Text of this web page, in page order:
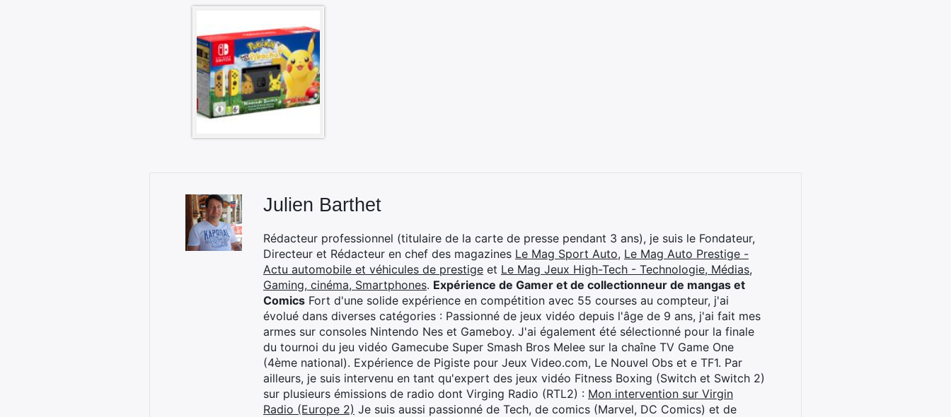
Julien Barthet
Rédacteur professionnel (titulaire de la carte de presse pendant 3 ans), je suis le Fondateur,
Directeur et Rédacteur en chef des magazines Le Mag Sport Auto, Le Mag Auto Prestige -
Actu automobile et véhicules de prestige et Le Mag Jeux High-Tech - Technologie, Médias,
Gaming, cinéma, Smartphones. Expérience de Gamer et de collectionneur de mangas et
Comics Fort d'une solide expérience en compétition avec 55 courses au compteur, j'ai
évolué dans diverses catégories : Passionné de jeux vidéo depuis l'âge de 9 ans, j'ai fait mes
armes sur consoles Nintendo Nes et Gameboy. J'ai également été sélectionné pour la finale
du tournoi du jeu vidéo Gamecube Super Smash Bros Melee sur la chaîne TV Game One
(4ème national). Expérience de Pigiste pour Jeux Video.com, Le Nouvel Obs et e TF1. Par
ailleurs, je suis intervenu en tant qu'expert des jeux vidéo Fitness Boxing (Switch et Switch 2)
sur plusieurs émissions de radio dont Virging Radio (RTL2) : Mon intervention sur Virgin
Radio (Europe 2) Je suis aussi passionné de Tech, de comics (Marvel, DC Comics) et de